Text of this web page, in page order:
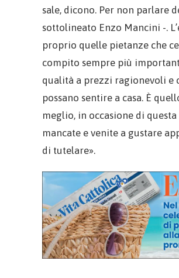
sale, dicono. Per non parlare
sottolineato Enzo Mancini -.
proprio quelle pietanze che
compito sempre più
qualità a prezzi ragionevoli e
possano sentire a casa. È
meglio, in occasione di
mancate e venite a gustare
di tutelare».